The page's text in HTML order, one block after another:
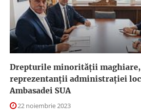
Drepturile minorităţii maghiare,
reprezentanţii administrației
Ambasadei SUA
22 noiembrie 2023